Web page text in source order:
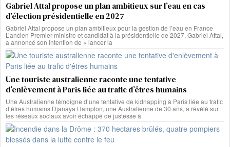
Gabriel Attal propose un plan ambitieux sur l’eau en cas
d’élection présidentielle en 2027
Gabriel Attal propose un plan ambitieux pour la gestion de l’eau en France
L’ancien Premier ministre et candidat à la présidentielle de 2027, Gabriel Attal,
a annoncé son intention de « lancer la
Une touriste australienne raconte une tentative
d’enlèvement à Paris liée au trafic d’êtres humains
Une Australienne témoigne d’une tentative de kidnapping à Paris liée au trafic
d’êtres humains Djanaya Hampton, une Australienne de 30 ans, a révélé sur
les réseaux sociaux avoir échappé de justesse à